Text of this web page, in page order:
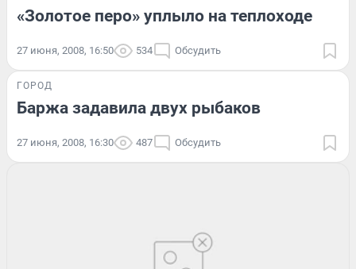
«Золотое перо» уплыло на теплоходе
27 июня, 2008, 16:50 534 Обсудить
ГОРОД
Баржа задавила двух рыбаков
27 июня, 2008, 16:30 487 Обсудить